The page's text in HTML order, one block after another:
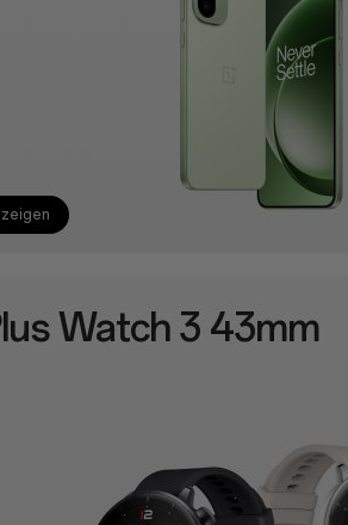
Watch 3 43mm